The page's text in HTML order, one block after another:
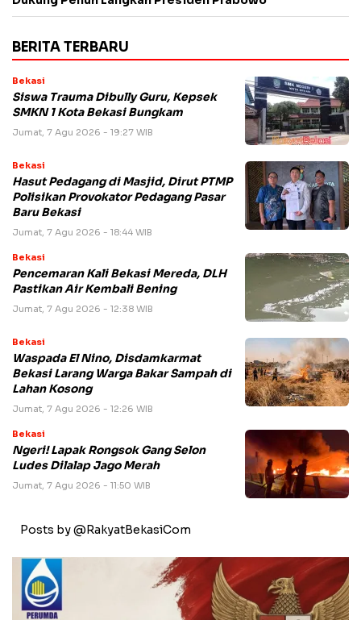
BERITA TERBARU
Bekasi
Siswa Trauma Dibully Guru, Kepsek
SMKN 1 Kota Bekasi Bungkam
Jumat, 7 Agu 2026 - 19:27 WIB
Bekasi
Hasut Pedagang di Masjid, Dirut PTMP
Polisikan Provokator Pedagang Pasar
Baru Bekasi
Jumat, 7 Agu 2026 - 18:44 WIB
Bekasi
Pencemaran Kali Bekasi Mereda, DLH
Pastikan Air Kembali Bening
Jumat, 7 Agu 2026 - 12:38 WIB
Bekasi
Waspada El Nino, Disdamkarmat
Bekasi Larang Warga Bakar Sampah di
Lahan Kosong
Jumat, 7 Agu 2026 - 12:26 WIB
Bekasi
Ngeri! Lapak Rongsok Gang Selon
Ludes Dilalap Jago Merah
Jumat, 7 Agu 2026 - 11:50 WIB
Posts by @RakyatBekasiCom